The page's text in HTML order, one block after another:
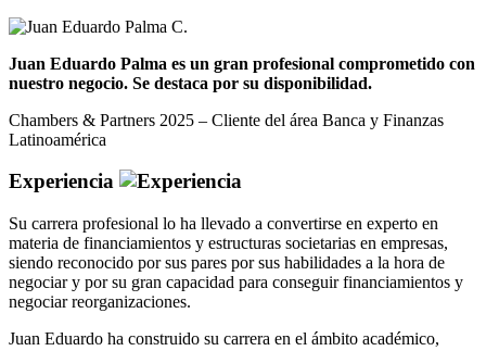
Juan Eduardo Palma es un gran profesional comprometido con
nuestro negocio. Se destaca por su disponibilidad.
Chambers & Partners 2025 – Cliente del área Banca y Finanzas
Latinoamérica
Experiencia
Su carrera profesional lo ha llevado a convertirse en experto en
materia de financiamientos y estructuras societarias en empresas,
siendo reconocido por sus pares por sus habilidades a la hora de
negociar y por su gran capacidad para conseguir financiamientos y
negociar reorganizaciones.
Juan Eduardo ha construido su carrera en el ámbito académico,